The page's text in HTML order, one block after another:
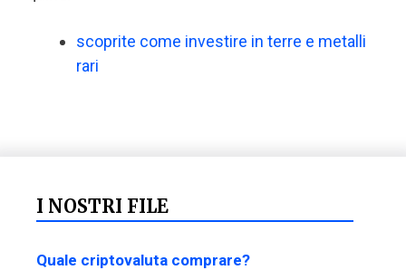
scoprite come investire in terre e metalli
rari
I NOSTRI FILE
Quale criptovaluta comprare?